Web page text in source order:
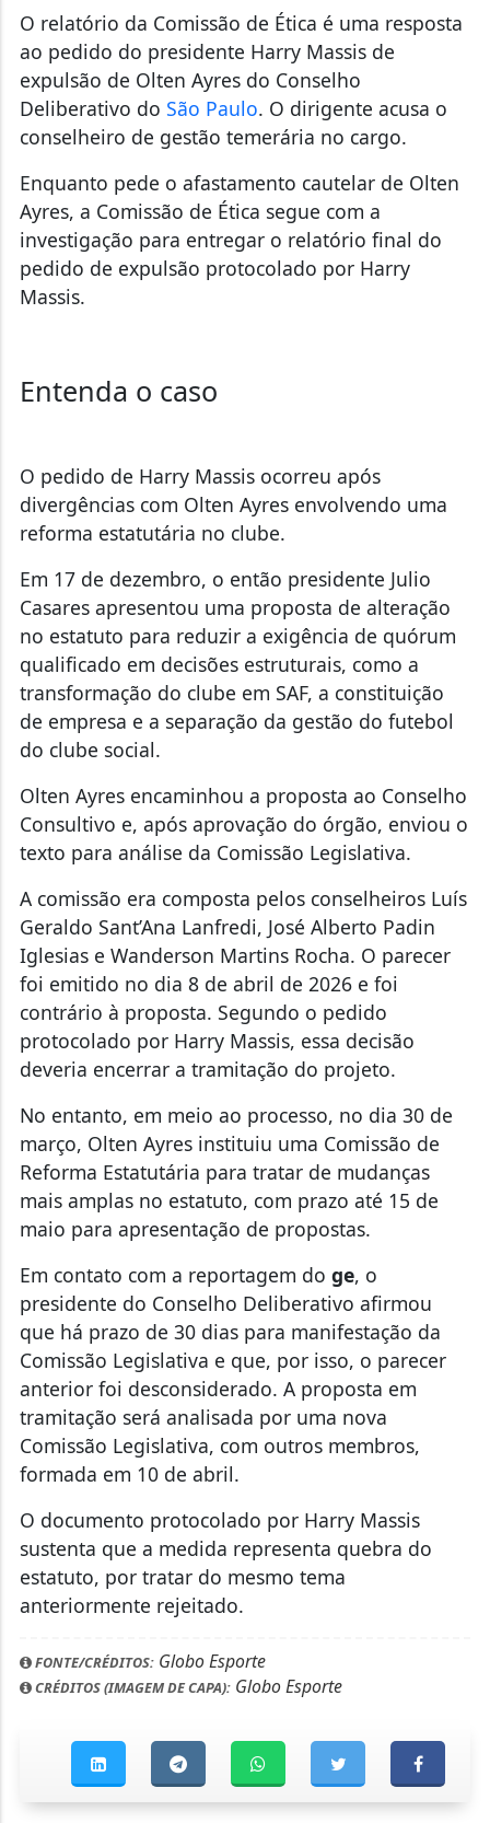
O relatório da Comissão de Ética é uma resposta
ao pedido do presidente Harry Massis de
expulsão de Olten Ayres do Conselho
Deliberativo do São Paulo. O dirigente acusa o
conselheiro de gestão temerária no cargo.
Enquanto pede o afastamento cautelar de Olten
Ayres, a Comissão de Ética segue com a
investigação para entregar o relatório final do
pedido de expulsão protocolado por Harry
Massis.
Entenda o caso
O pedido de Harry Massis ocorreu após
divergências com Olten Ayres envolvendo uma
reforma estatutária no clube.
Em 17 de dezembro, o então presidente Julio
Casares apresentou uma proposta de alteração
no estatuto para reduzir a exigência de quórum
qualificado em decisões estruturais, como a
transformação do clube em SAF, a constituição
de empresa e a separação da gestão do futebol
do clube social.
Olten Ayres encaminhou a proposta ao Conselho
Consultivo e, após aprovação do órgão, enviou o
texto para análise da Comissão Legislativa.
A comissão era composta pelos conselheiros Luís
Geraldo Sant’Ana Lanfredi, José Alberto Padin
Iglesias e Wanderson Martins Rocha. O parecer
foi emitido no dia 8 de abril de 2026 e foi
contrário à proposta. Segundo o pedido
protocolado por Harry Massis, essa decisão
deveria encerrar a tramitação do projeto.
No entanto, em meio ao processo, no dia 30 de
março, Olten Ayres instituiu uma Comissão de
Reforma Estatutária para tratar de mudanças
mais amplas no estatuto, com prazo até 15 de
maio para apresentação de propostas.
Em contato com a reportagem do ge, o
presidente do Conselho Deliberativo afirmou
que há prazo de 30 dias para manifestação da
Comissão Legislativa e que, por isso, o parecer
anterior foi desconsiderado. A proposta em
tramitação será analisada por uma nova
Comissão Legislativa, com outros membros,
formada em 10 de abril.
O documento protocolado por Harry Massis
sustenta que a medida representa quebra do
estatuto, por tratar do mesmo tema
anteriormente rejeitado.
FONTE/CRÉDITOS:Globo Esporte
CRÉDITOS (IMAGEM DE CAPA):Globo Esporte